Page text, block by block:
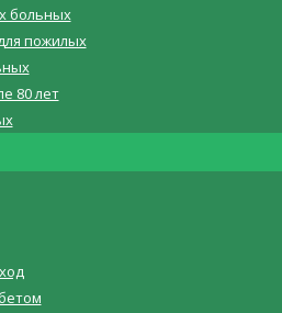
больных
пожилых
80 лет